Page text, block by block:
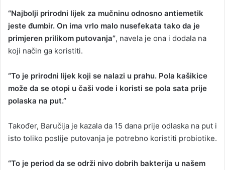
“Najbolji prirodni lijek za mučninu odnosno antiemetik
jeste đumbir. On ima vrlo malo nusefekata tako da je
primjeren prilikom putovanja”, navela je ona i dodala na
koji način ga koristiti.
“To je prirodni lijek koji se nalazi u prahu. Pola kašikice
može da se otopi u čaši vode i koristi se pola sata prije
polaska na put.”
Također, Baručija je kazala da 15 dana prije odlaska na put i
isto toliko poslije putovanja je potrebno koristiti probiotike.
“To je period da se održi nivo dobrih bakterija u našem